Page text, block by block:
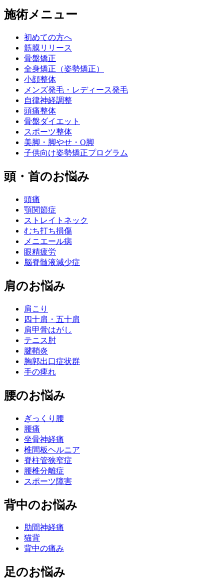
施術メニュー
初めての方へ
筋膜リリース
骨盤矯正
全身矯正（姿勢矯正）
小顔整体
メンズ発毛・レディース発毛
自律神経調整
頭痛整体
骨盤ダイエット
スポーツ整体
美脚・脚やせ・O脚
子供向け姿勢矯正プログラム
頭・首のお悩み
頭痛
顎関節症
ストレイトネック
むち打ち損傷
メニエール病
眼精疲労
脳脊髄液減少症
肩のお悩み
肩こり
四十肩・五十肩
肩甲骨はがし
テニス肘
腱鞘炎
胸郭出口症状群
手の痺れ
腰のお悩み
ぎっくり腰
腰痛
坐骨神経痛
椎間板ヘルニア
脊柱管狭窄症
腰椎分離症
スポーツ障害
背中のお悩み
肋間神経痛
猫背
背中の痛み
足のお悩み